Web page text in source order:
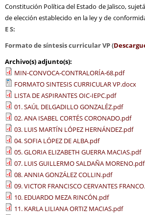
Constitución Política del Estado de Jalisco,
de elección establecido en la ley y de
E S:
Formato de síntesis curricular VP (
Archivo(s) adjunto(s):
MIN-CONVOCA-CONTRALORÍA-68.pdf
FORMATO SINTESIS CURRICULAR VP.docx
LISTA DE ASPIRANTES OIC-IEPC.pdf
01. SAÚL DELGADILLO GONZALÉZ.pdf
02. ANA ISABEL CORTÉS CORONADO.pdf
03. LUIS MARTÍN LÓPEZ HERNÁNDEZ.pdf
04. SOFIA LÓPEZ DE ALBA.pdf
05. GLORIA ELIZABETH GUERRA MACIAS.pdf
07. LUIS GUILLERMO SALDAÑA MORENO.pdf
08. ANNIA GONZÁLEZ COLLIN.pdf
09. VICTOR FRANCISCO CERVANTES
10. EDUARDO MEZA RINCÓN.pdf
11. KARLA LILIANA ORTIZ MACIAS.pdf